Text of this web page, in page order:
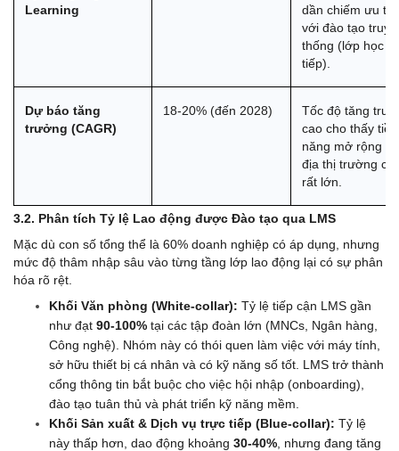
Learning
dần chiếm ưu
với đào tạo
thống (lớp học
tiếp).
Dự báo tăng
trưởng (CAGR)
18-20% (đến 2028)
Tốc độ tăng
cao cho thấy
năng mở rộng
địa thị trường
rất lớn.
3.2. Phân tích Tỷ lệ Lao động được Đào tạo qua LMS
Mặc dù con số tổng thể là 60% doanh nghiệp có áp dụng, nhưng
mức độ thâm nhập sâu vào từng tầng lớp lao động lại có sự phân
hóa rõ rệt.
Khối Văn phòng (White-collar): Tỷ lệ tiếp cận LMS gần
như đạt 90-100% tại các tập đoàn lớn (MNCs, Ngân hàng,
Công nghệ). Nhóm này có thói quen làm việc với máy tính,
sở hữu thiết bị cá nhân và có kỹ năng số tốt. LMS trở thành
cổng thông tin bắt buộc cho việc hội nhập (onboarding),
đào tạo tuân thủ và phát triển kỹ năng mềm.
Khối Sản xuất & Dịch vụ trực tiếp (Blue-collar): Tỷ lệ
này thấp hơn, dao động khoảng 30-40% , nhưng đang tăng